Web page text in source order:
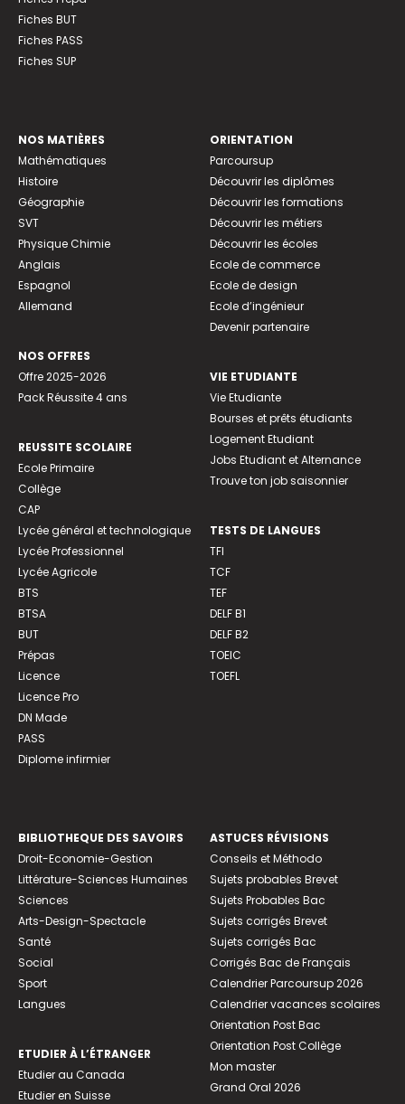
Fiches BUT
Fiches PASS
Fiches SUP
NOS MATIÈRES
Mathématiques
Histoire
Géographie
SVT
Physique Chimie
Anglais
Espagnol
Allemand
NOS OFFRES
Offre 2025-2026
Pack Réussite 4 ans
REUSSITE SCOLAIRE
Ecole Primaire
Collège
CAP
Lycée général et technologique
Lycée Professionnel
Lycée Agricole
BTS
BTSA
BUT
Prépas
Licence
Licence Pro
DN Made
PASS
Diplome infirmier
ORIENTATION
Parcoursup
Découvrir les diplômes
Découvrir les formations
Découvrir les métiers
Découvrir les écoles
Ecole de commerce
Ecole de design
Ecole d’ingénieur
Devenir partenaire
VIE ETUDIANTE
Vie Etudiante
Bourses et prêts étudiants
Logement Etudiant
Jobs Etudiant et Alternance
Trouve ton job saisonnier
TESTS DE LANGUES
TFI
TCF
TEF
DELF B1
DELF B2
TOEIC
TOEFL
BIBLIOTHEQUE DES SAVOIRS
Droit-Economie-Gestion
Littérature-Sciences Humaines
Sciences
Arts-Design-Spectacle
Santé
Social
Sport
Langues
ETUDIER À L’ÉTRANGER
Etudier au Canada
Etudier en Suisse
ASTUCES RÉVISIONS
Conseils et Méthodo
Sujets probables Brevet
Sujets Probables Bac
Sujets corrigés Brevet
Sujets corrigés Bac
Corrigés Bac de Français
Calendrier Parcoursup 2026
Calendrier vacances scolaires
Orientation Post Bac
Orientation Post Collège
Mon master
Grand Oral 2026